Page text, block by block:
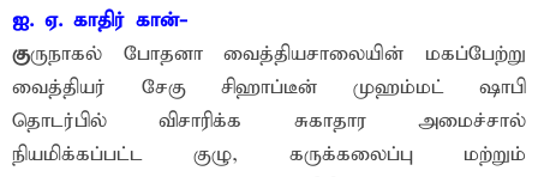
ஐ. ஏ. காதிர் கான்-
குருநாகல் போதனா வைத்தியசாலையின் மகப்பேற்று
வைத்தியர் சேகு சிஹாப்டீன் முஹம்மட் ஷாபி
தொடர்பில் விசாரிக்க சுகாதார அமைச்சால்
நியமிக்கப்பட்ட குழு, கருக்கலைப்பு மற்றும்